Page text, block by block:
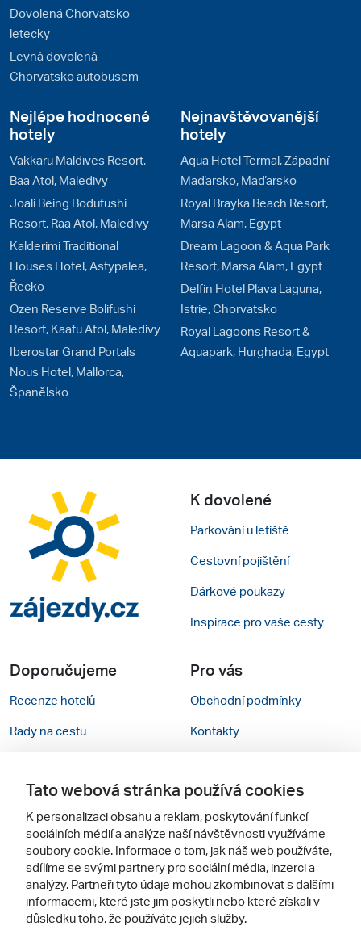
Dovolená Chorvatsko
letecky
Levná dovolená
Chorvatsko autobusem
Nejlépe hodnocené
hotely
Vakkaru Maldives Resort,
Baa Atol, Maledivy
Joali Being Bodufushi
Resort, Raa Atol, Maledivy
Kalderimi Traditional
Houses Hotel, Astypalea,
Řecko
Ozen Reserve Bolifushi
Resort, Kaafu Atol, Maledivy
Iberostar Grand Portals
Nous Hotel, Mallorca,
Španělsko
Nejnavštěvovanější
hotely
Aqua Hotel Termal, Západní
Maďarsko, Maďarsko
Royal Brayka Beach Resort,
Marsa Alam, Egypt
Dream Lagoon & Aqua Park
Resort, Marsa Alam, Egypt
Delfin Hotel Plava Laguna,
Istrie, Chorvatsko
Royal Lagoons Resort &
Aquapark, Hurghada, Egypt
K dovolené
Parkování u letiště
Cestovní pojištění
Dárkové poukazy
Inspirace pro vaše cesty
Doporučujeme
Recenze hotelů
Rady na cestu
Zájazdy.sk
Pro vás
Obchodní podmínky
Kontakty
Verze webu pro PC
Sledujte nás
Tato webová stránka používá cookies
K personalizaci obsahu a reklam, poskytování funkcí
sociálních médií a analýze naší návštěvnosti využíváme
soubory cookie. Informace o tom, jak náš web používáte,
sdílíme se svými partnery pro sociální média, inzerci a
analýzy. Partneři tyto údaje mohou zkombinovat s dalšími
informacemi, které jste jim poskytli nebo které získali v
důsledku toho, že používáte jejich služby.